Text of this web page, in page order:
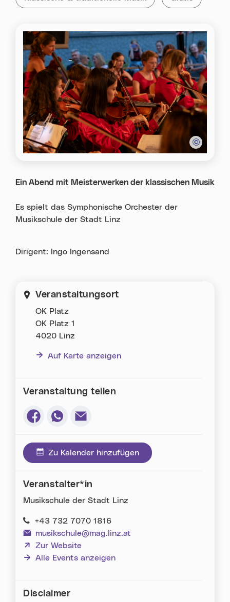
Ein Abend mit Meisterwerken der klassischen Musik
Es spielt das Symphonische Orchester der
Musikschule der Stadt Linz
Dirigent: Ingo Ingensand
Veranstaltungsort
OK Platz
OK Platz 1
4020 Linz
Auf Karte anzeigen
Veranstaltung teilen
Zu Kalender hinzufügen
Veranstalter*in
Musikschule der Stadt Linz
+43 732 7070 1816
musikschule@mag.linz.at
Zur Website
(neues Fenster)
Alle Events anzeigen
Disclaimer